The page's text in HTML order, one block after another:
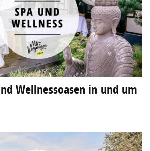
Wellnessoasen in und um